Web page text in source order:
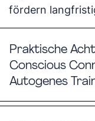
fördern
Praktische
Conscious
Autogenes